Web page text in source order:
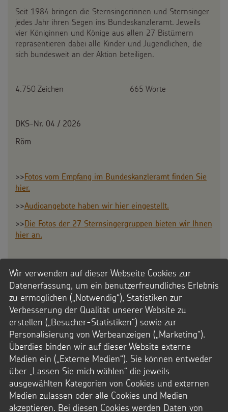
Seit 1984 bringen die Sternsingerinnen und Sternsinger
jedes Jahr ihren Segen ins Bundeskanzleramt. Jeweils
vier Königinnen und Könige aus allen 27 Bistümern
repräsentieren dabei alle Kinder und Jugendlichen, die
sich bundesweit an der Aktion beteiligen.
4.750 Zeichen 665 Worte
DKS-Nr. 04 / 2026
Röm
>>Fotos vom Empfang im Bundeskanzleramt finden Sie
hier.
>>Audioangebote haben wir hier eingestellt.
>>Die Fotos der 27 Sternsingergruppen bieten wir Ihnen
hier an.
Archiv
Hier finden Sie unsere Pressemitteilungen.
ZUM ARCHIV
ARCHIV
Wir verwenden auf dieser Webseite Cookies zur
Datenerfassung, um ein benutzerfreundliches Erlebnis
zu ermöglichen („Notwendig“), Statistiken zur
Verbesserung der Qualität unserer Website zu
erstellen („Besucher-Statistiken“) sowie zur
Personalisierung von Werbeanzeigen („Marketing“).
Überdies binden wir auf dieser Website externe
Medien ein („Externe Medien“). Sie können entweder
über „Lassen Sie mich wählen“ die jeweils
ausgewählten Kategorien von Cookies und externen
Medien zulassen oder alle Cookies und Medien
akzeptieren. Bei diesen Cookies werden Daten von